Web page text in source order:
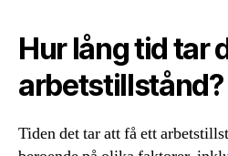
Hur lång tid tar
arbetstillstånd?
Tiden det tar att få ett